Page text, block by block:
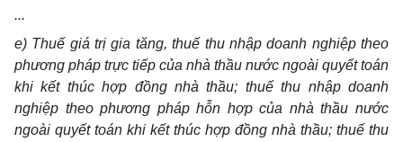
...
e) Thuế giá trị gia tăng, thuế thu nhập doanh nghiệp theo
phương pháp trực tiếp của nhà thầu nước ngoài quyết toán
khi kết thúc hợp đồng nhà thầu; thuế thu nhập doanh
nghiệp theo phương pháp hỗn hợp của nhà thầu nước
ngoài quyết toán khi kết thúc hợp đồng nhà thầu; thuế thu